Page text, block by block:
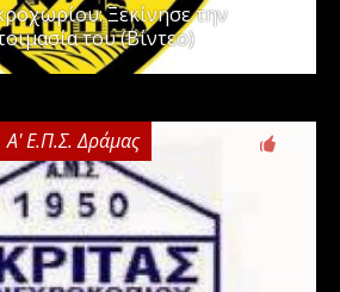
Ξεκίνησε την
του (Βίντεο)
Α' Ε.Π.Σ. Δράμας